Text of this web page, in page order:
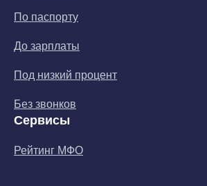
По паспорту
До зарплаты
Под низкий процент
Без звонков
Сервисы
Рейтинг МФО